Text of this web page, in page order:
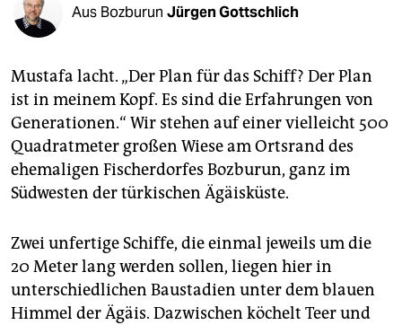
unterstützen
genossenschaft
epaper login
Aus Bozburun Jürgen Gottschlich
Mustafa lacht. „Der Plan für das Schiff? Der Plan
ist in meinem Kopf. Es sind die Erfahrungen von
Generationen.“ Wir stehen auf einer vielleicht 500
Quadratmeter großen Wiese am Ortsrand des
ehemaligen Fischerdorfes Bozburun, ganz im
Südwesten der türkischen Ägäisküste.
Zwei unfertige Schiffe, die einmal jeweils um die
20 Meter lang werden sollen, liegen hier in
unterschiedlichen Baustadien unter dem blauen
Himmel der Ägäis. Dazwischen köchelt Teer und